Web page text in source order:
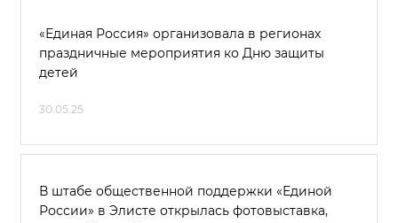
«Единая Россия» организовала в регионах
праздничные мероприятия ко Дню защиты
детей
30.05.25
В штабе общественной поддержки «Единой
России» в Элисте открылась фотовыставка,